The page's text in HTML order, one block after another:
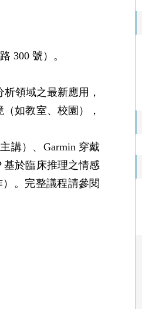
300 號）。
領域之最新應用，
如教室、校園），
講）、Garmin 穿戴
基於臨床推理之情感
。完整議程請參閱